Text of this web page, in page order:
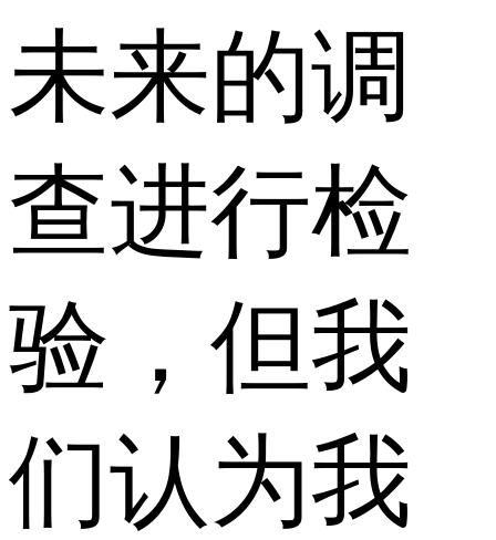
未来的调
查进行检
验，但我
们认为我